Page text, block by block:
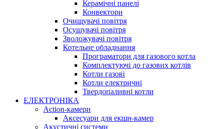
Керамічні панелі
Конвектори
Очищувачі повітря
Осушувачі повітря
Зволожувачі повітря
Котельне обладнання
Програматори для газового котла
Комплектуючі до газових котлів
Котли газові
Котли електричні
Твердопаливні котли
ЕЛЕКТРОНІКА
Action-камери
Аксесуари для екшн-камер
Акустичні системи